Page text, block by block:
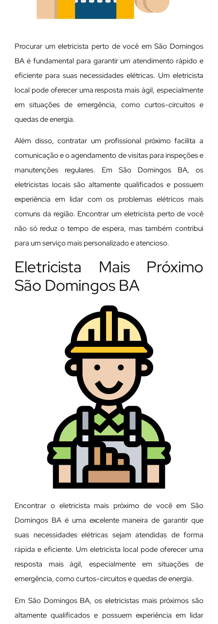
Procurar um eletricista perto de você em São Domingos
BA é fundamental para garantir um atendimento rápido e
eficiente para suas necessidades elétricas. Um eletricista
local pode oferecer uma resposta mais ágil, especialmente
em situações de emergência, como curtos-circuitos e
quedas de energia.
Além disso, contratar um profissional próximo facilita a
comunicação e o agendamento de visitas para inspeções e
manutenções regulares. Em São Domingos BA, os
eletricistas locais são altamente qualificados e possuem
experiência em lidar com os problemas elétricos mais
comuns da região. Encontrar um eletricista perto de você
não só reduz o tempo de espera, mas também contribui
para um serviço mais personalizado e atencioso.
Eletricista Mais Próximo
São Domingos BA
Encontrar o eletricista mais próximo de você em São
Domingos BA é uma excelente maneira de garantir que
suas necessidades elétricas sejam atendidas de forma
rápida e eficiente. Um eletricista local pode oferecer uma
resposta mais ágil, especialmente em situações de
emergência, como curtos-circuitos e quedas de energia.
Em São Domingos BA, os eletricistas mais próximos são
altamente qualificados e possuem experiência em lidar